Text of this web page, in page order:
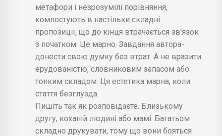
метафори і незрозумілі порівняння,
компостують в настільки складні
пропозиції, що до кінця втрачається зв'язок
з початком. Це марно. Завдання автора-
донести свою думку без втрат. А не вразити
ерудованістю, словниковим запасом або
тонким складом. Ця естетика марна, коли
стаття безглузда.
Пишіть так як розповідаєте. Близькому
другу, коханій людині або мамі. Багатьом
складно друкувати, тому що вони бояться